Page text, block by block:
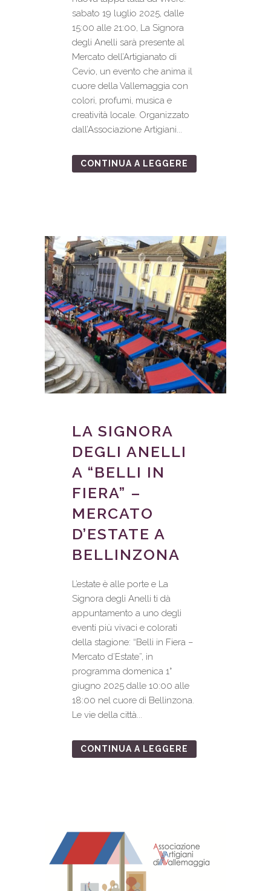
sabato 19 luglio 2025, dalle
15:00 alle 21:00, La Signora
degli Anelli sarà presente al
Mercato dell’Artigianato di
Cevio, un evento che anima il
cuore della Vallemaggia con
colori, profumi, musica e
creatività locale. Organizzato
dall’Associazione Artigiani...
CONTINUA A LEGGERE
LA SIGNORA
DEGLI ANELLI
A “BELLI IN
FIERA” –
MERCATO
D’ESTATE A
BELLINZONA
L’estate è alle porte e La
Signora degli Anelli ti dà
appuntamento a uno degli
eventi più vivaci e colorati
della stagione: “Belli in Fiera –
Mercato d’Estate”, in
programma domenica 1°
giugno 2025 dalle 10:00 alle
18:00 nel cuore di Bellinzona.
Le vie della città...
CONTINUA A LEGGERE